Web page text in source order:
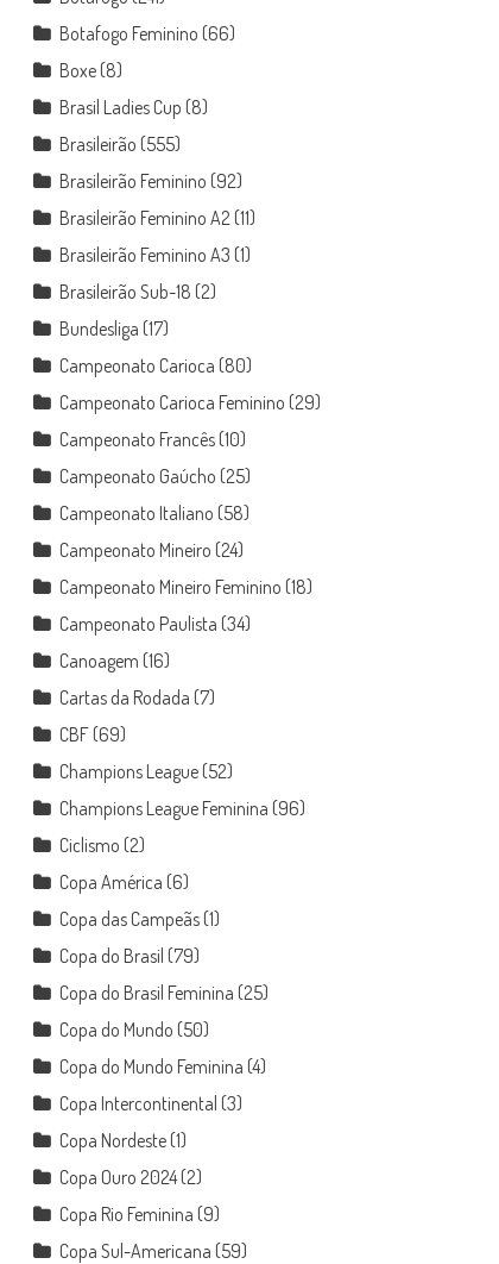
Botafogo Feminino (66)
Boxe (8)
Brasil Ladies Cup (8)
Brasileirão (555)
Brasileirão Feminino (92)
Brasileirão Feminino A2 (11)
Brasileirão Feminino A3 (1)
Brasileirão Sub-18 (2)
Bundesliga (17)
Campeonato Carioca (80)
Campeonato Carioca Feminino (29)
Campeonato Francês (10)
Campeonato Gaúcho (25)
Campeonato Italiano (58)
Campeonato Mineiro (24)
Campeonato Mineiro Feminino (18)
Campeonato Paulista (34)
Canoagem (16)
Cartas da Rodada (7)
CBF (69)
Champions League (52)
Champions League Feminina (96)
Ciclismo (2)
Copa América (6)
Copa das Campeãs (1)
Copa do Brasil (79)
Copa do Brasil Feminina (25)
Copa do Mundo (50)
Copa do Mundo Feminina (4)
Copa Intercontinental (3)
Copa Nordeste (1)
Copa Ouro 2024(2)
Copa Rio Feminina (9)
Copa Sul-Americana (59)